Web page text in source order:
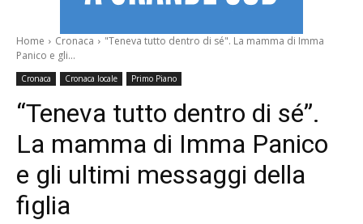
Home Cronaca
"Teneva tutto dentro di sé". La mamma di Imma
Panico e gli...
Cronaca Cronaca locale Primo Piano
“Teneva tutto dentro di sé”.
La mamma di Imma Panico
e gli ultimi messaggi della
figlia